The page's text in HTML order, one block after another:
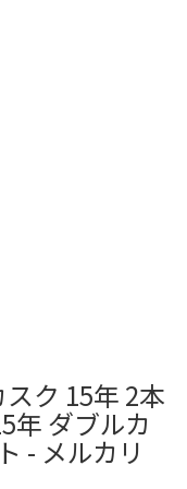
ク 15年 2本
年 ダブルカ
- メルカリ